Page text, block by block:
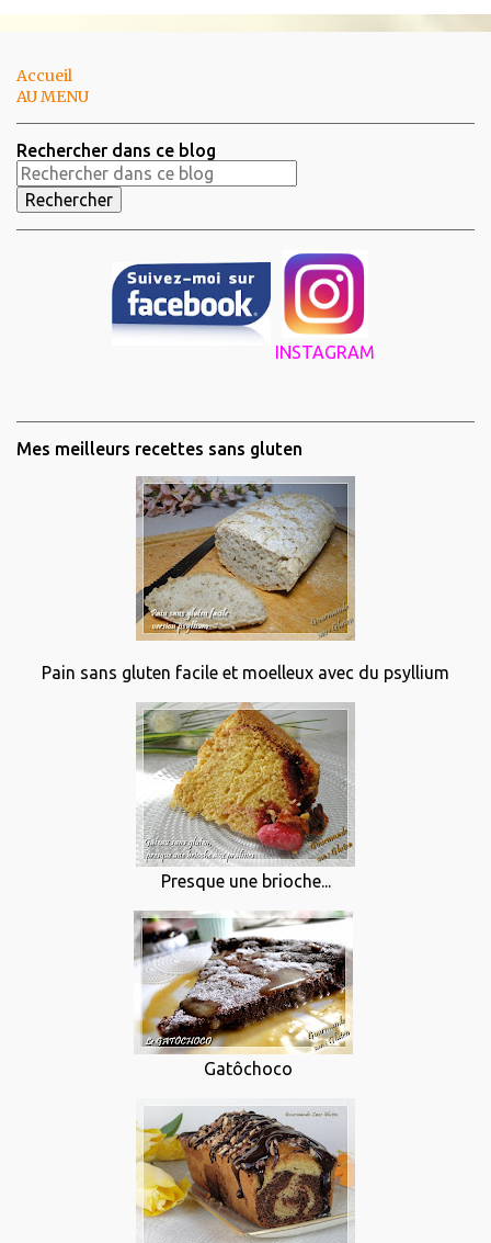
Accueil
AU MENU
Rechercher dans ce blog
INSTAGRAM
Mes meilleurs recettes sans gluten
Pain sans gluten facile et moelleux avec du psyllium
Presque une brioche...
Gatôchoco